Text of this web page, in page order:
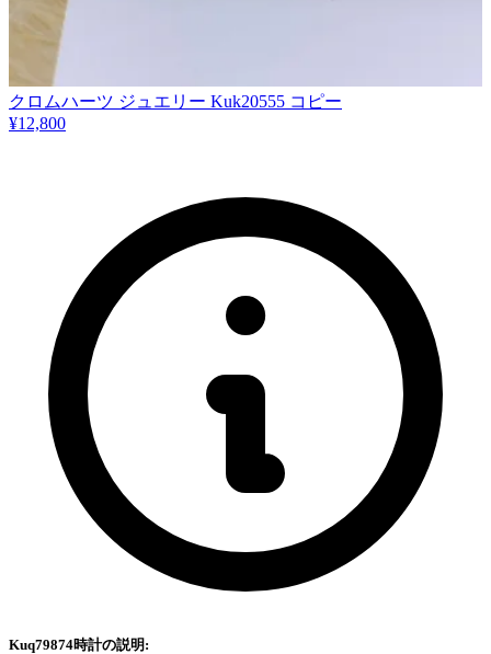
クロムハーツ ジュエリー Kuk20555 コピー
¥12,800
Kuq79874時計の説明: